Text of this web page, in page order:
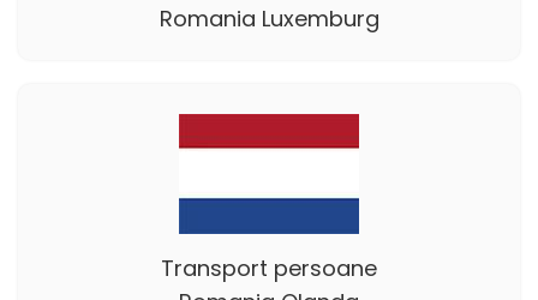
Romania Luxemburg
Transport persoane